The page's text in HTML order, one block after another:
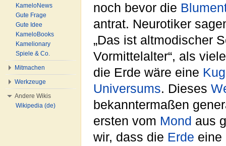
noch bevor die
antrat. Neurotiker
„Das ist altmodischer
Vormittelalter“, als
die Erde wäre eine
Universums. Dieses
bekanntermaßen
ersten vom Mond aus
wir, dass die Erde eine
KameloNews
Gute Frage
Gute Idee
KameloBooks
Kamelionary
Spiele & Co.
Mitmachen
Werkzeuge
Andere Wikis
Wikipedia (de)